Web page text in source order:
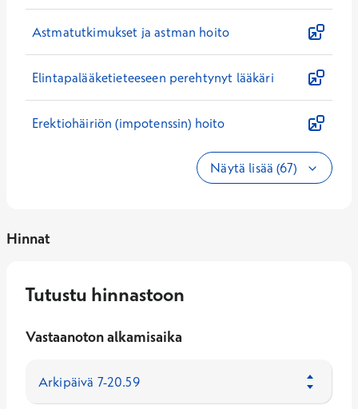
Astmatutkimukset ja astman hoito
Elintapalääketieteeseen perehtynyt lääkäri
Erektiohäiriön (impotenssin) hoito
Näytä lisää (67)
Hinnat
Tutustu hinnastoon
Vastaanoton alkamisaika